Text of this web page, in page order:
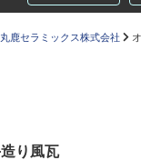
丸鹿セラミックス株式会社
り風瓦